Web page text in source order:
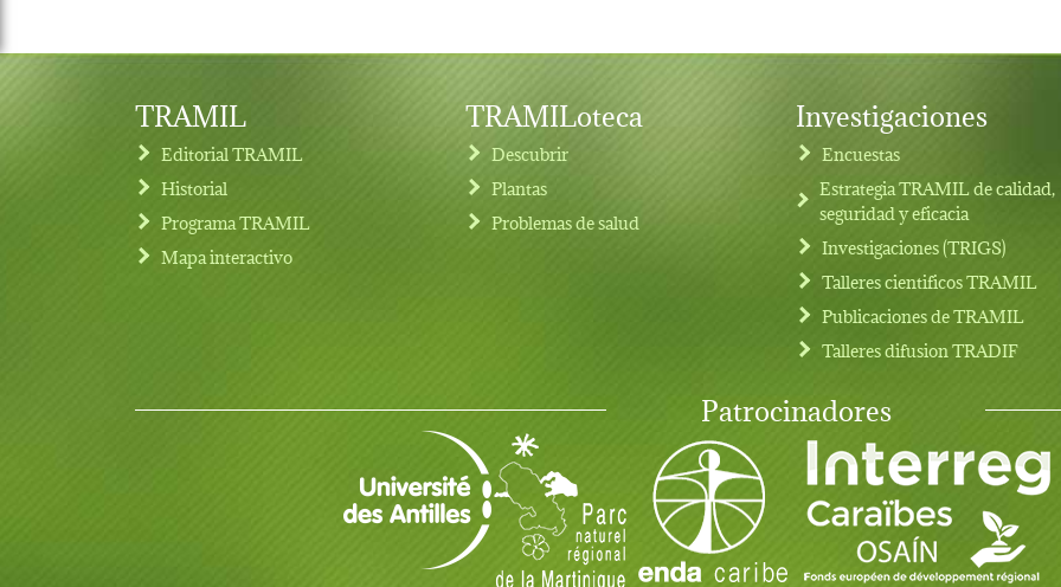
Footer menu
TRAMIL
Editorial TRAMIL
Historial
Programa TRAMIL
Mapa interactivo
TRAMILoteca
Descubrir
Plantas
Problemas de salud
Investigaciones
Encuestas
Estrategia TRAMIL de calidad,
seguridad y eficacia
Investigaciones (TRIGS)
Talleres cientificos TRAMIL
Publicaciones de TRAMIL
Talleres difusion TRADIF
Patrocinadores